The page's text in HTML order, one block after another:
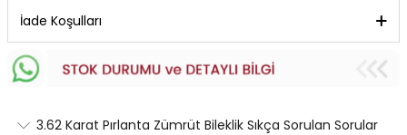
İade Koşulları
3.62 Karat Pırlanta Zümrüt Bileklik Sıkça Sorulan Sorular